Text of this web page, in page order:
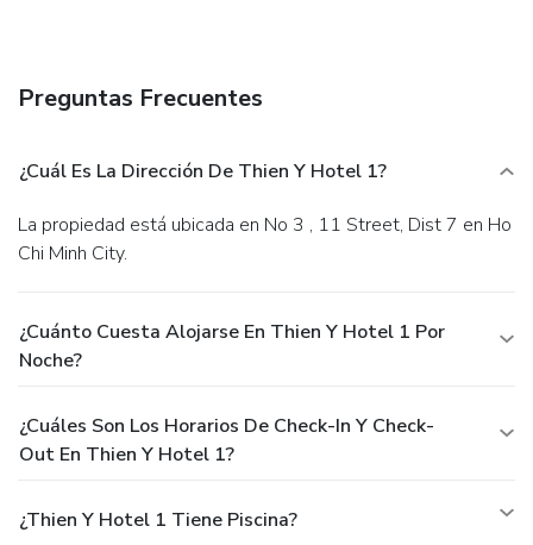
Preguntas Frecuentes
¿Cuál Es La Dirección De Thien Y Hotel 1?
La propiedad está ubicada en No 3 , 11 Street, Dist 7 en Ho
Chi Minh City.
¿Cuánto Cuesta Alojarse En Thien Y Hotel 1 Por
Noche?
¿Cuáles Son Los Horarios De Check-In Y Check-
Out En Thien Y Hotel 1?
¿Thien Y Hotel 1 Tiene Piscina?